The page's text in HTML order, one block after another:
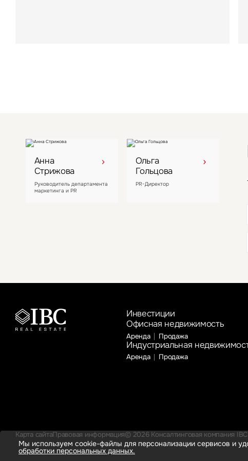
Анна
Стрижова
Руководитель департамента
маркетинга и PR
Ольга
Гольцова
PR-Директор
Инвестиции
Офисная недвижимость
Аренда Продажа
Индустриальная
Аренда Продажа
Карта сайтаПравовая информация© 2026 Консалтинговая компания
Мы используем cookie-файлы для персонализации сервисов и
обработки персональных данных.